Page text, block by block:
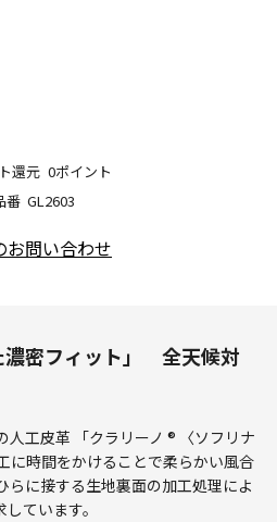
番 GL2603
還元 0ポイント
お問い合わせ
濃密フィット」 全天候対
工皮革 「クラリーノ ® 〈ソフリナ
に時間をかけることで柔らかい風合
らに接する生地裏面の加工処理によ
ています。